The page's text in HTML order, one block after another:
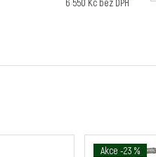
6 550 Kč bez DPH
Akce -23 %